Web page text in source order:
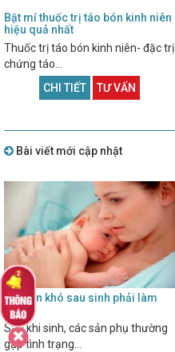
Bật mí thuốc trị táo bón kinh niên
hiệu quả nhất
Thuốc trị táo bón kinh niên- đặc trị
chứng táo...
CHI TIẾT
TƯ VẤN
Bài viết mới cập nhật
Đại tiện khó sau sinh phải làm
sao?
Sau khi sinh, các sản phụ thường
gặp tình trạng...